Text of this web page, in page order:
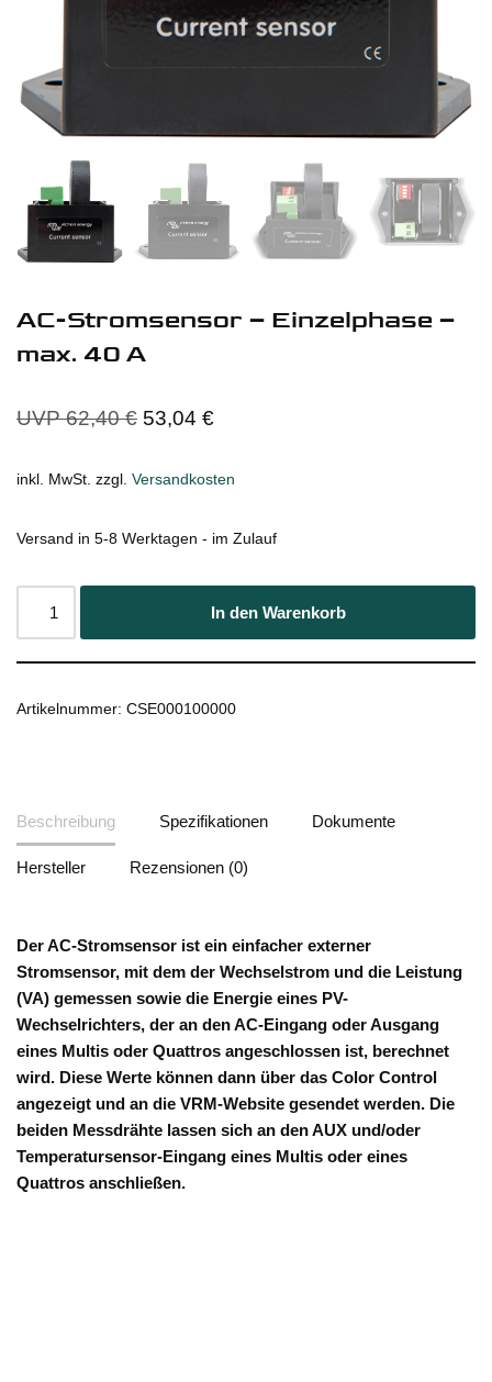
AC-Stromsensor – Einzelphase –
max. 40 A
UVP62,40€ 53,04 €
inkl. MwSt. zzgl. Versandkosten
Versand in 5-8 Werktagen - im Zulauf
In den Warenkorb
Artikelnummer: CSE000100000
Beschreibung Spezifikationen Dokumente
Hersteller Rezensionen (0)
Der AC-Stromsensor ist ein einfacher externer
Stromsensor, mit dem der Wechselstrom und die Leistung
(VA) gemessen sowie die Energie eines PV-
Wechselrichters, der an den AC-Eingang oder Ausgang
eines Multis oder Quattros angeschlossen ist, berechnet
wird. Diese Werte können dann über das Color Control
angezeigt und an die VRM-Website gesendet werden. Die
beiden Messdrähte lassen sich an den AUX und/oder
Temperatursensor-Eingang eines Multis oder eines
Quattros anschließen.